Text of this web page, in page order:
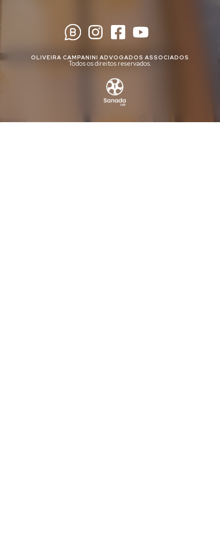
OLIVEIRA CAMPANINI ADVOGADOS ASSOCIADOS
Todos os direitos reservados.